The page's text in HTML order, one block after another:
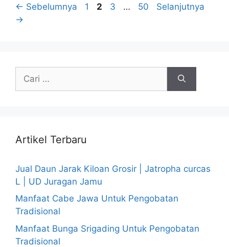
← Sebelumnya Halaman
1 Halaman
2 Halaman
3 … Halaman
50
Selanjutnya
→
untuk:
Artikel Terbaru
Jual Daun Jarak Kiloan Grosir | Jatropha curcas
L | UD Juragan Jamu
Manfaat Cabe Jawa Untuk Pengobatan
Tradisional
Manfaat Bunga Srigading Untuk Pengobatan
Tradisional